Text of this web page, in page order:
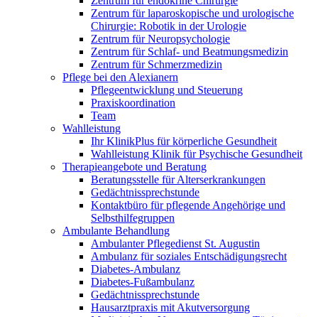
Zentrum für laparoskopische und urologische
Chirurgie: Robotik in der Urologie
Zentrum für Neuropsychologie
Zentrum für Schlaf- und Beatmungsmedizin
Zentrum für Schmerzmedizin
Pflege bei den Alexianern
Pflegeentwicklung und Steuerung
Praxiskoordination
Team
Wahlleistung
Ihr KlinikPlus für körperliche Gesundheit
Wahlleistung Klinik für Psychische Gesundheit
Therapieangebote und Beratung
Beratungsstelle für Alterserkrankungen
Gedächtnissprechstunde
Kontaktbüro für pflegende Angehörige und
Selbsthilfegruppen
Ambulante Behandlung
Ambulanter Pflegedienst St. Augustin
Ambulanz für soziales Entschädigungsrecht
Diabetes-Ambulanz
Diabetes-Fußambulanz
Gedächtnissprechstunde
Hausarztpraxis mit Akutversorgung